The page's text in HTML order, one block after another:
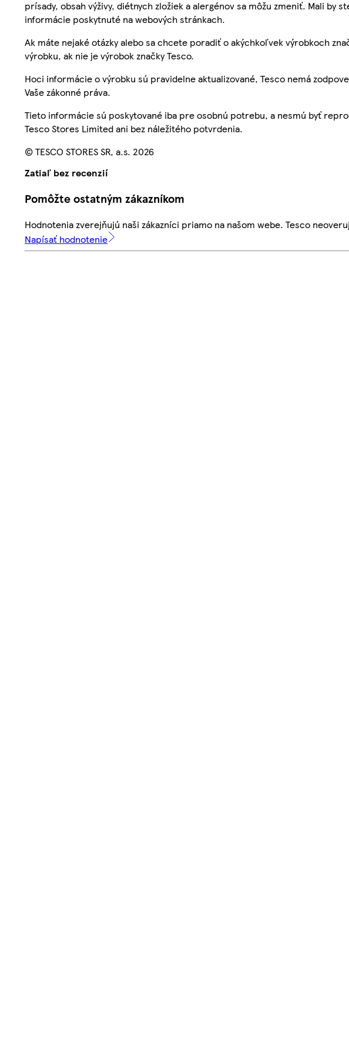
prísady, obsah výživy, diétnych zložiek a alergénov sa môžu zmeniť. Mali
informácie poskytnuté na webových stránkach.
Ak máte nejaké otázky alebo sa chcete poradiť o akýchkoľvek výrobkoch
výrobku, ak nie je výrobok značky Tesco.
Hoci informácie o výrobku sú pravidelne aktualizované, Tesco nemá
Vaše zákonné práva.
Tieto informácie sú poskytované iba pre osobnú potrebu, a nesmú byť
Tesco Stores Limited ani bez náležitého potvrdenia.
© TESCO STORES SR, a.s. 2026
Zatiaľ bez recenzií
Pomôžte ostatným zákazníkom
Hodnotenia zverejňujú naši zákazníci priamo na našom webe. Tesco
Napísať hodnotenie